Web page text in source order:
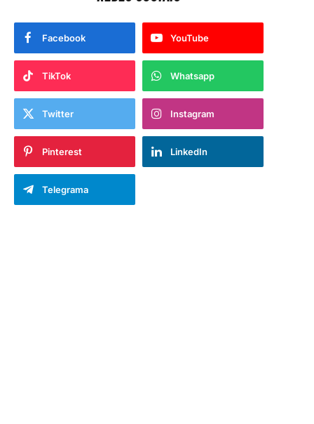
Facebook YouTube
TikTok Whatsapp
Twitter Instagram
Pinterest LinkedIn
Telegrama